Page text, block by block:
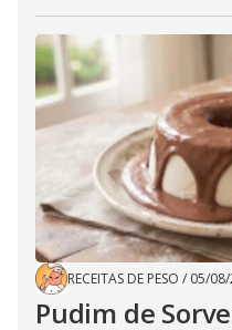
RECEITAS DE PESO / 05/
Pudim de